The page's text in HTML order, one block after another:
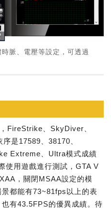
脈、電壓等設定，可透過
FireStrike、SkyDiver、
是17589、38170、
Extreme、Ultra模式成績
使用遊戲進行測試，GTA V
，關閉MSAA設定的模
都能有73~81fps以上的表
有43.5FPS的優異成績。待